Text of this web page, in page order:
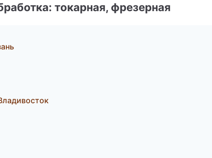
токарная, фрезерная